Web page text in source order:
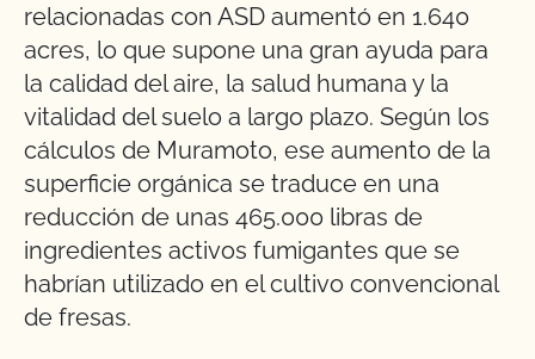
relacionadas con ASD aumentó en 1.640
acres, lo que supone una gran ayuda para
la calidad del aire, la salud humana y la
vitalidad del suelo a largo plazo. Según los
cálculos de Muramoto, ese aumento de la
superficie orgánica se traduce en una
reducción de unas 465.000 libras de
ingredientes activos fumigantes que se
habrían utilizado en el cultivo convencional
de fresas.